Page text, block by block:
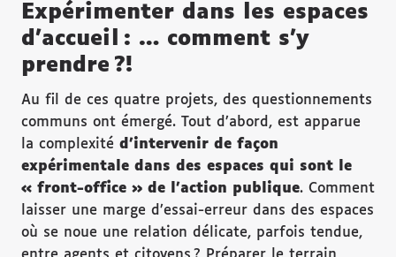
Expérimenter dans les espaces
d’accueil : … comment s’y
prendre ?!
Au fil de ces quatre projets, des questionnements
communs ont émergé. Tout d’abord, est apparue
la complexité d ’intervenir de façon
expérimentale dans des espaces qui sont le
« front-office » de l ’action publique. Comment
laisser une marge d’essai-erreur dans des espaces
où se noue une relation délicate, parfois tendue,